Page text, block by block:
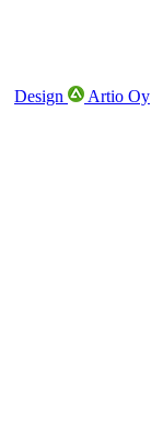
Design Artio Oy